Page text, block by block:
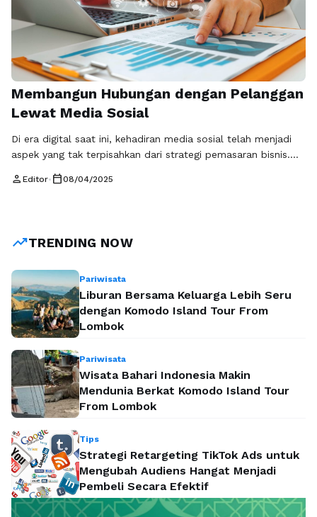
Membangun Hubungan dengan Pelanggan
Lewat Media Sosial
Di era digital saat ini, kehadiran media sosial telah menjadi
aspek yang tak terpisahkan dari strategi pemasaran bisnis.
ini tidak hanya menciptakan kedekatan, tetapi juga
gilirannya akan berpengaruh positif …
person Editor• calendar_today08/04/2025
trending_upTRENDING NOW
Pariwisata
Liburan Bersama Keluarga Lebih Seru
dengan Komodo Island Tour From
Lombok
Pariwisata
Wisata Bahari Indonesia Makin
Mendunia Berkat Komodo Island Tour
From Lombok
Tips
Strategi Retargeting TikTok Ads untuk
Mengubah Audiens Hangat Menjadi
Pembeli Secara Efektif